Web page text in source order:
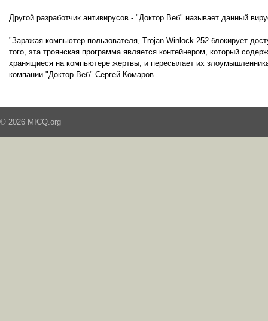
Другой разработчик антивирусов - "Доктор Веб" называет данный
"Заражая компьютер пользователя, Trojan.Winlock.252 блокирует
того, эта троянская программа является контейнером, который
хранящиеся на компьютере жертвы, и пересылает их
компании "Доктор Веб" Сергей Комаров.
© 2026 MICQ.org